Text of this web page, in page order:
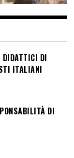
DI
ITALIANI
DI